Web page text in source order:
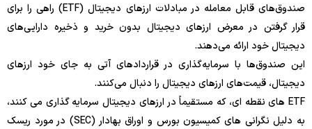
صندوق‌های قابل معامله در مبادلات ارزهای دیجیتال (ETF) راهی را برای
قرار گرفتن در معرض ارزهای دیجیتال بدون خرید و ذخیره دارایی‌های
دیجیتال خود ارائه می‌دهند.
این صندوق‌ها با سرمایه‌گذاری در قراردادهای آتی به جای خود ارزهای
دیجیتال، قیمت‌های ارزهای دیجیتال را دنبال می‌کنند.
ETF های نقطه ای، که مستقیماً در ارزهای دیجیتال سرمایه گذاری می کنند،
به دلیل نگرانی های کمیسیون بورس و اوراق بهادار (SEC) در مورد ریسک